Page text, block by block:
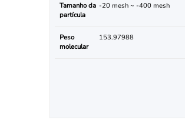
Tamanho da
partícula
-20 mesh ~ -400 mesh
Peso
molecular
153.97988